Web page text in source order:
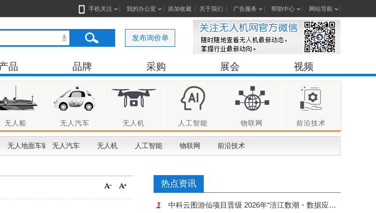
手机关注 我的办公室 添加收藏 关于我们 广告服务 帮助中心 网站导航
发布询价单
品 品牌 采购 展会 视频
无人船 无人汽车 无人机 人工智能 物联网 前沿技术
无人地面车辆 无人汽车 无人机 人工智能 物联网 前沿技术
热点资讯
1 中科云图游仙项目晋级 2026年“涪江数潮・数据应用创新”大赛决赛